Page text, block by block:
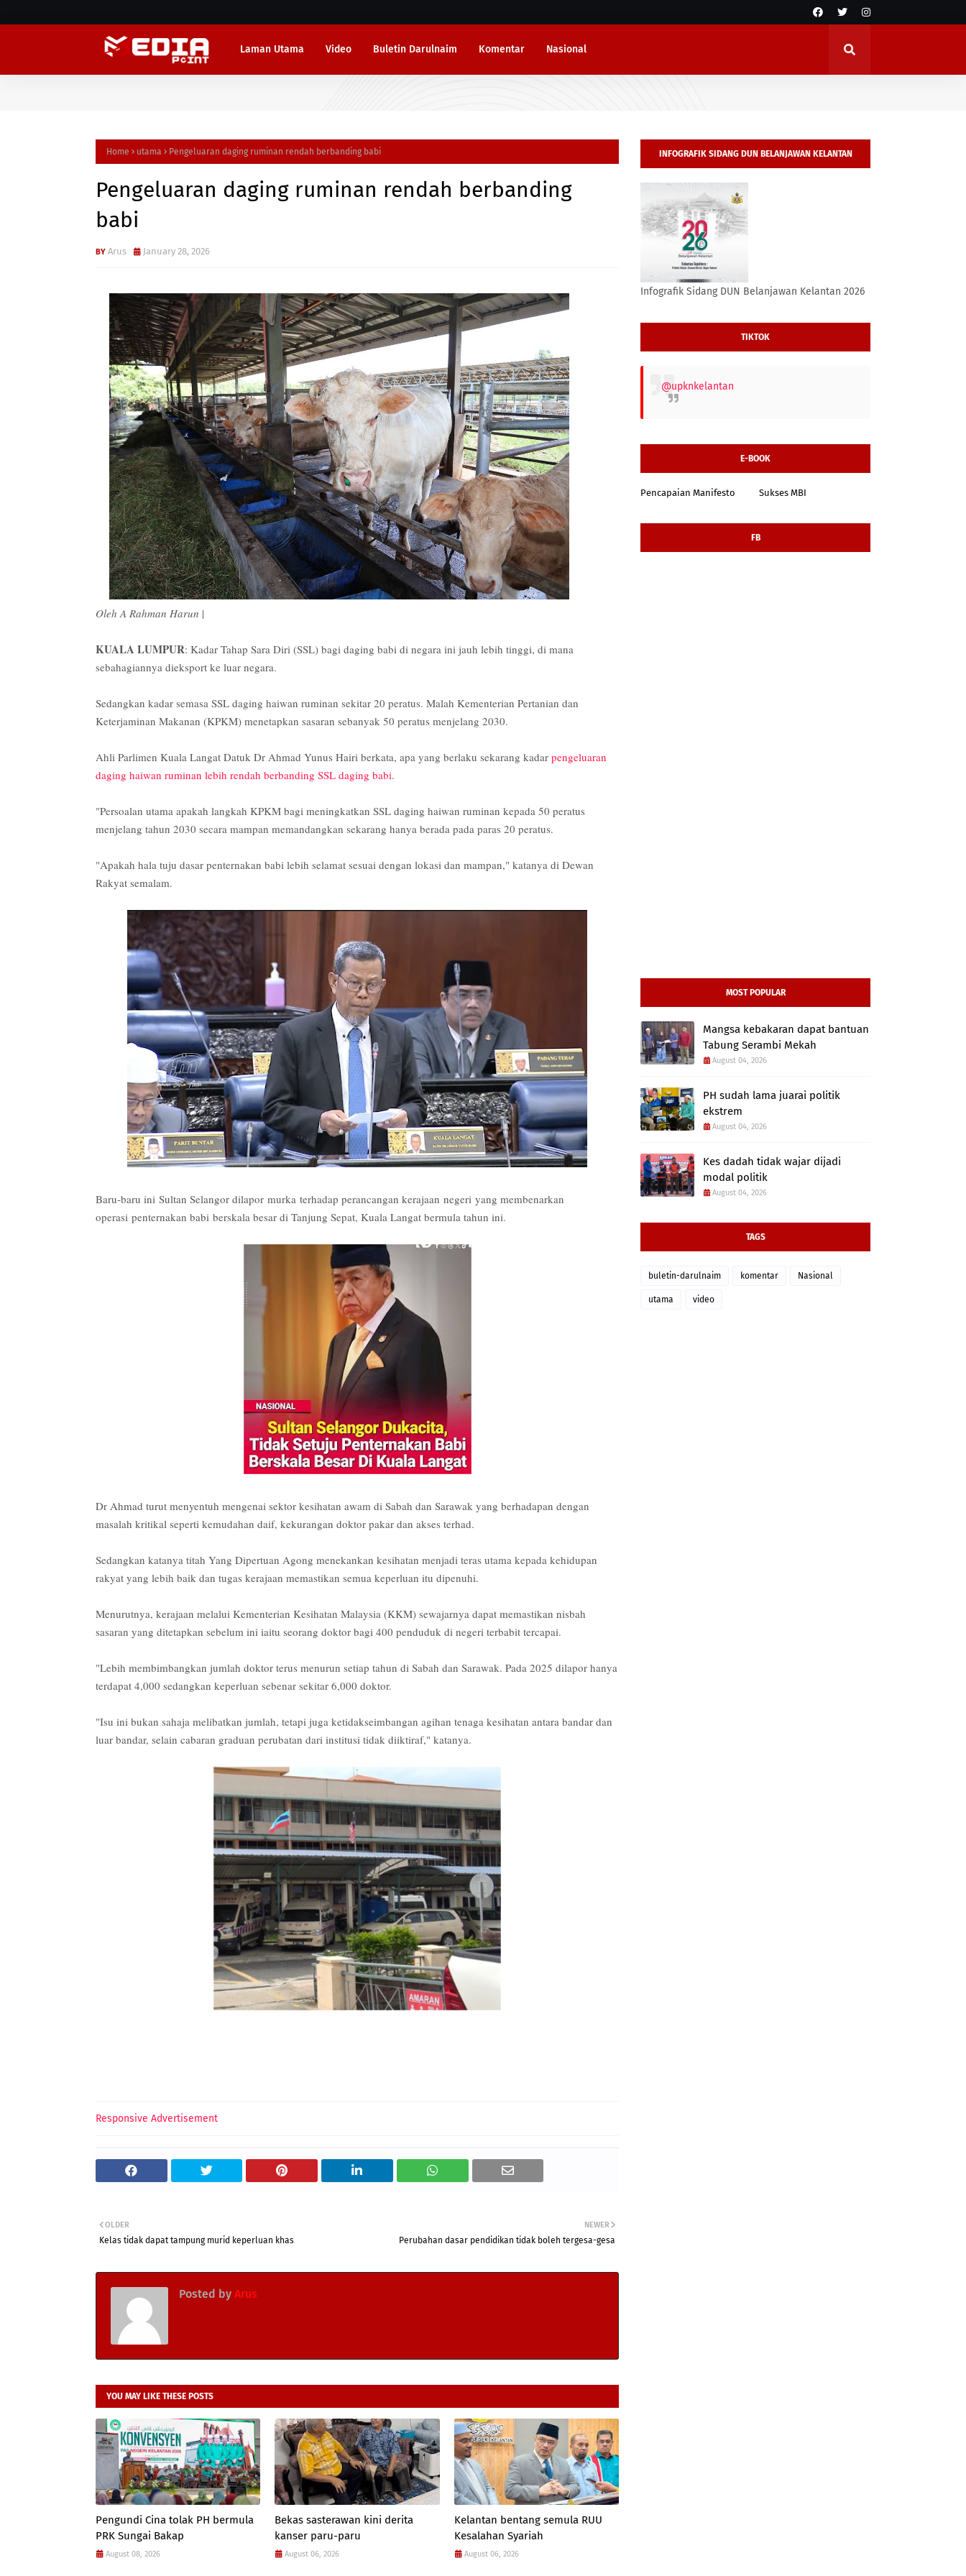
Laman Utama Video Buletin Darulnaim Komentar Nasional
Home utama Pengeluaran daging ruminan rendah berbanding babi
Pengeluaran daging ruminan rendah berbanding
babi
Arus January 28, 2026
Oleh A Rahman Harun |
KUALA LUMPUR: Kadar Tahap Sara Diri (SSL) bagi daging babi di negara ini jauh lebih tinggi, di mana
sebahagiannya dieksport ke luar negara.
Sedangkan kadar semasa SSL daging haiwan ruminan sekitar 20 peratus. Malah Kementerian Pertanian dan
Keterjaminan Makanan (KPKM) menetapkan sasaran sebanyak 50 peratus menjelang 2030.
Ahli Parlimen Kuala Langat Datuk Dr Ahmad Yunus Hairi berkata, apa yang berlaku sekarang kadar pengeluaran
daging haiwan ruminan lebih rendah berbanding SSL daging babi.
"Persoalan utama apakah langkah KPKM bagi meningkatkan SSL daging haiwan ruminan kepada 50 peratus
menjelang tahun 2030 secara mampan memandangkan sekarang hanya berada pada paras 20 peratus.
"Apakah hala tuju dasar penternakan babi lebih selamat sesuai dengan lokasi dan mampan," katanya di Dewan
Rakyat semalam.
Baru-baru ini Sultan Selangor dilapor murka terhadap perancangan kerajaan negeri yang membenarkan
operasi penternakan babi berskala besar di Tanjung Sepat, Kuala Langat bermula tahun ini.
Dr Ahmad turut menyentuh mengenai sektor kesihatan awam di Sabah dan Sarawak yang berhadapan dengan
masalah kritikal seperti kemudahan daif, kekurangan doktor pakar dan akses terhad.
Sedangkan katanya titah Yang Dipertuan Agong menekankan kesihatan menjadi teras utama kepada kehidupan
rakyat yang lebih baik dan tugas kerajaan memastikan semua keperluan itu dipenuhi.
Menurutnya, kerajaan melalui Kementerian Kesihatan Malaysia (KKM) sewajarnya dapat memastikan nisbah
sasaran yang ditetapkan sebelum ini iaitu seorang doktor bagi 400 penduduk di negeri terbabit tercapai.
"Lebih membimbangkan jumlah doktor terus menurun setiap tahun di Sabah dan Sarawak. Pada 2025 dilapor hanya
terdapat 4,000 sedangkan keperluan sebenar sekitar 6,000 doktor.
"Isu ini bukan sahaja melibatkan jumlah, tetapi juga ketidakseimbangan agihan tenaga kesihatan antara bandar dan
luar bandar, selain cabaran graduan perubatan dari institusi tidak diiktiraf," katanya.
Responsive Advertisement
NEWER
Perubahan dasar pendidikan tidak boleh tergesa-gesa
OLDER
Kelas tidak dapat tampung murid keperluan khas
Posted by Arus
YOU MAY LIKE THESE POSTS
Pengundi Cina tolak PH bermula
PRK Sungai Bakap
August 08, 2026
Bekas sasterawan kini derita
kanser paru-paru
August 06, 2026
Kelantan bentang semula RUU
Kesalahan Syariah
August 06, 2026
INFOGRAFIK SIDANG DUN BELANJAWAN KELANTAN
2026
Infografik Sidang DUN Belanjawan Kelantan 2026
TIKTOK
@upknkelantan
E-BOOK
Pencapaian Manifesto Sukses MBI
FB
MOST POPULAR
Mangsa kebakaran dapat bantuan
Tabung Serambi Mekah
August 04, 2026
PH sudah lama juarai politik
ekstrem
August 04, 2026
Kes dadah tidak wajar dijadi
modal politik
August 04, 2026
TAGS
buletin-darulnaim komentar Nasional
utama video